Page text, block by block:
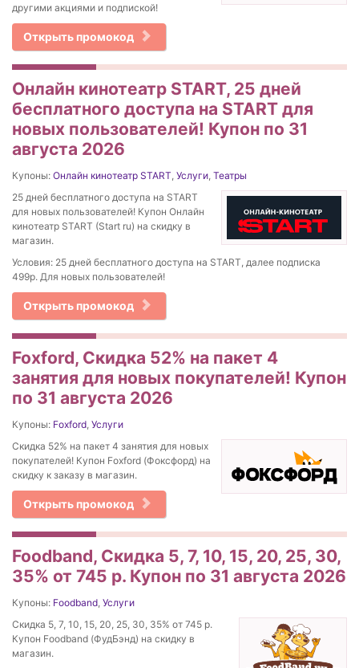
другими акциями и подпиской!
Открыть промокод
Онлайн кинотеатр START, 25 дней
бесплатного доступа на START для
новых пользователей! Купон по 31
августа 2026
Купоны: Онлайн кинотеатр START, Услуги, Театры
25 дней бесплатного доступа на START
для новых пользователей! Купон Онлайн
кинотеатр START (Start ru) на скидку в
магазин.
Условия: 25 дней бесплатного доступа на START, далее подписка
499р. Для новых пользователей!
Открыть промокод
Foxford, Скидка 52% на пакет 4
занятия для новых покупателей! Купон
по 31 августа 2026
Купоны: Foxford, Услуги
Скидка 52% на пакет 4 занятия для новых
покупателей! Купон Foxford (Фоксфорд) на
скидку к заказу в магазин.
Открыть промокод
Foodband, Скидка 5, 7, 10, 15, 20, 25, 30,
35% от 745 р. Купон по 31 августа 2026
Купоны: Foodband, Услуги
Скидка 5, 7, 10, 15, 20, 25, 30, 35% от 745 р.
Купон Foodband (ФудБэнд) на скидку в
магазин.